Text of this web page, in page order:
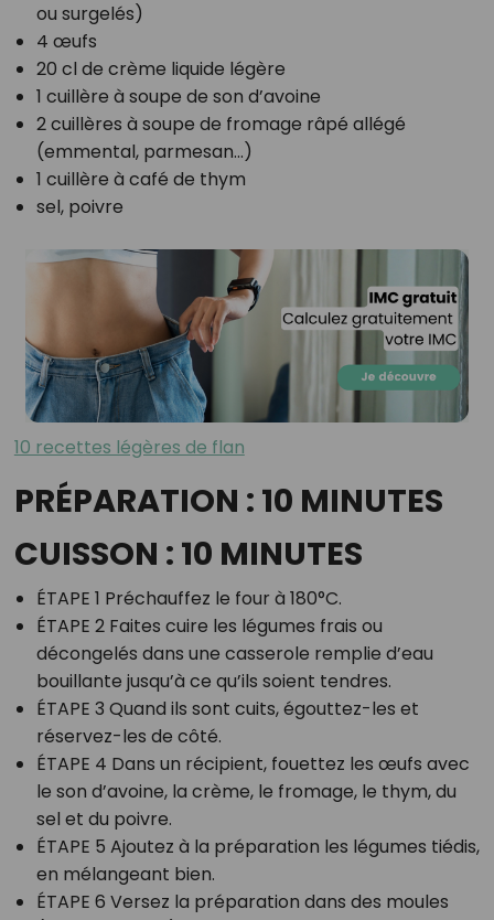
ou surgelés)
4 œufs
20 cl de crème liquide légère
1 cuillère à soupe de son d’avoine
2 cuillères à soupe de fromage râpé allégé
(emmental, parmesan...)
1 cuillère à café de thym
sel, poivre
10 recettes légères de flan
PRÉPARATION : 10 MINUTES
CUISSON : 10 MINUTES
ÉTAPE 1 Préchauffez le four à 180°C.
ÉTAPE 2 Faites cuire les légumes frais ou
décongelés dans une casserole remplie d’eau
bouillante jusqu’à ce qu’ils soient tendres.
ÉTAPE 3 Quand ils sont cuits, égouttez-les et
réservez-les de côté.
ÉTAPE 4 Dans un récipient, fouettez les œufs avec
le son d’avoine, la crème, le fromage, le thym, du
sel et du poivre.
ÉTAPE 5 Ajoutez à la préparation les légumes tiédis,
en mélangeant bien.
ÉTAPE 6 Versez la préparation dans des moules